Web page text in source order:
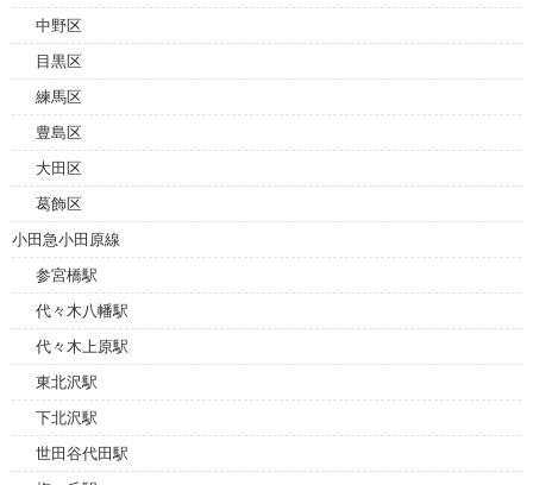
中野区
目黒区
練馬区
豊島区
大田区
葛飾区
小田急小田原線
参宮橋駅
代々木八幡駅
代々木上原駅
東北沢駅
下北沢駅
世田谷代田駅